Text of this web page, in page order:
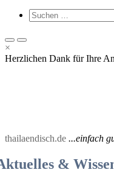
Such-
Formular
Suchen
nach:
Primäres
Menü
für
Primäres
Menü
für
×
Herzlichen Dank für Ihre
thailaendisch.de ...einfach
&